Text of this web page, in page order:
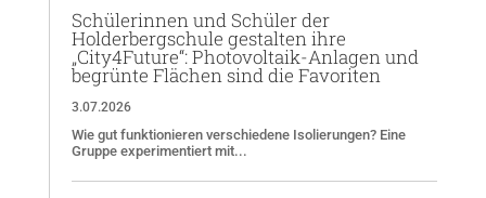
Schülerinnen und Schüler der
Holderbergschule gestalten ihre
„City4Future“: Photovoltaik-Anlagen und
begrünte Flächen sind die Favoriten
3.07.2026
Wie gut funktionieren verschiedene Isolierungen? Eine
Gruppe experimentiert mit...